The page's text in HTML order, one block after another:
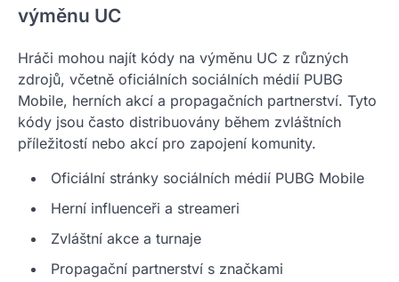
výměnu UC
Hráči mohou najít kódy na výměnu UC z různých
zdrojů, včetně oficiálních sociálních médií PUBG
Mobile, herních akcí a propagačních partnerství. Tyto
kódy jsou často distribuovány během zvláštních
příležitostí nebo akcí pro zapojení komunity.
Oficiální stránky sociálních médií PUBG Mobile
Herní influenceři a streameri
Zvláštní akce a turnaje
Propagační partnerství s značkami